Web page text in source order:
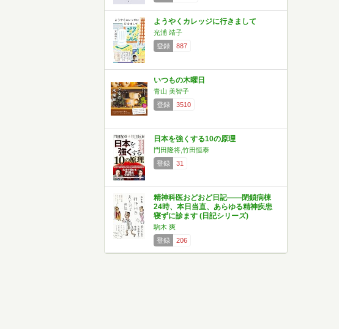
ようやくカレッジに行きまして
光浦 靖子
登録
887
いつもの木曜日
青山 美智子
登録
3510
日本を強くする10の原理
門田隆将,竹田恒泰
登録
31
精神科医おどおど日記——閉鎖病棟
24時、本日当直、あらゆる精神疾患
寝ずに診ます (日記シリーズ)
駒木 爽
登録
206